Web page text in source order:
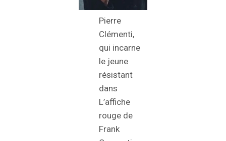
Pierre
Clémenti,
qui incarne
le jeune
résistant
dans
L’affiche
rouge de
Frank